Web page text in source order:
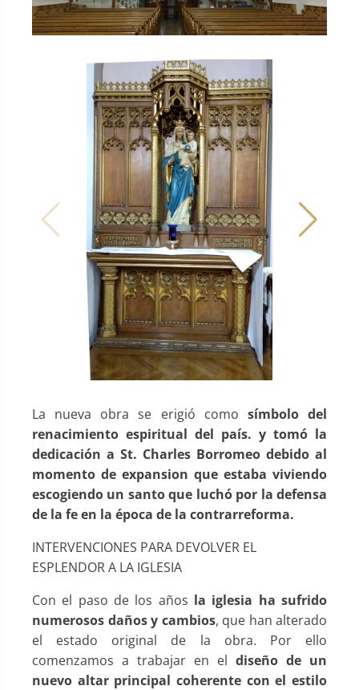
La nueva obra se erigió como símbolo del
renacimiento espiritual del país. y tomó la
dedicación a St. Charles Borromeo debido al
momento de expansion que estaba viviendo
escogiendo un santo que luchó por la defensa
de la fe en la época de la contrarreforma.
INTERVENCIONES PARA DEVOLVER EL
ESPLENDOR A LA IGLESIA
Con el paso de los años la iglesia ha sufrido
numerosos daños y cambios, que han alterado
el estado original de la obra. Por ello
comenzamos a trabajar en el diseño de un
nuevo altar principal coherente con el estilo